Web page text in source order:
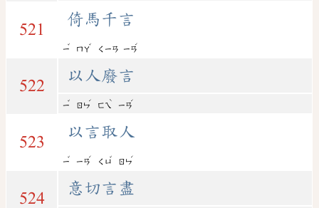
521
倚馬千言
ㄧ
ˇ
ㄇㄚ
ˇ
ㄑㄧㄢ ㄧㄢ
ˊ
522
以人廢言
ㄧ
ˇ
ㄖㄣ
ˊ
ㄈㄟ
ˋ
ㄧㄢ
ˊ
523
以言取人
ㄧ
ˇ
ㄧㄢ
ˊ
ㄑㄩ
ˇ
ㄖㄣ
ˊ
524
意切言盡